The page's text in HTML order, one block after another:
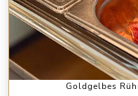
Goldgelbes